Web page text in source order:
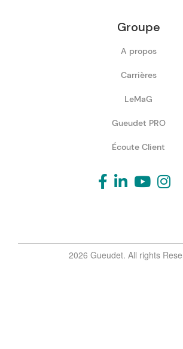
Groupe
A propos
Carrières
LeMaG
Gueudet PRO
Écoute Client
2026 Gueudet. All rights